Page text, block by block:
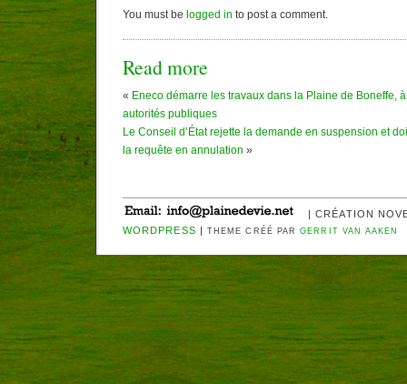
You must be logged in to post a comment.
Read more
« Eneco démarre les travaux dans la Plaine de Boneffe,
autorités publiques
Le Conseil d’État rejette la demande en suspension et
la requête en annulation »
| CRÉATION
WORDPRESS | THEME CRÉÉ PARGERRIT VAN AAKEN